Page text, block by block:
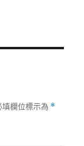
填欄位標示為 *